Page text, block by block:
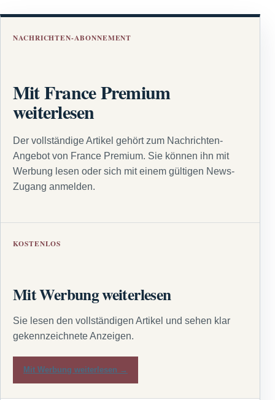
NACHRICHTEN-ABONNEMENT
Mit France Premium
weiterlesen
Der vollständige Artikel gehört zum Nachrichten-
Angebot von France Premium. Sie können ihn mit
Werbung lesen oder sich mit einem gültigen News-
Zugang anmelden.
KOSTENLOS
Mit Werbung weiterlesen
Sie lesen den vollständigen Artikel und sehen klar
gekennzeichnete Anzeigen.
Mit Werbung weiterlesen →